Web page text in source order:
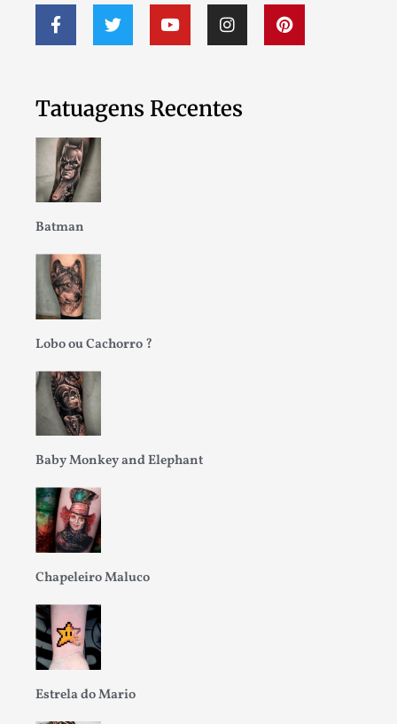
Tatuagens Recentes
Batman
Lobo ou Cachorro ?
Baby Monkey and Elephant
Chapeleiro Maluco
Estrela do Mario